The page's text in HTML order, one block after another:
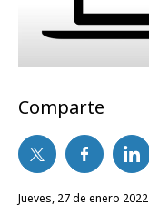
Comparte
jueves, 27 de enero 2022